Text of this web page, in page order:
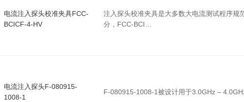
电流注入探头校准夹具FCC-
BCICF-4-HV
注入探头校准夹具是大多数大电流测试程序规
分，FCC-BCI…
电流注入探头F-080915-
1008-1
F-080915-1008-1被设计用于3.0GHz –